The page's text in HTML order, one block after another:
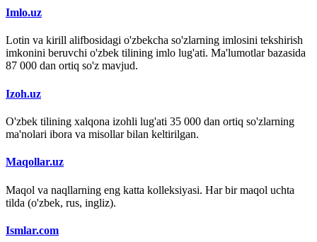
Imlo.uz
Lotin va kirill alifbosidagi o'zbekcha so'zlarning imlosini tekshirish
imkonini beruvchi o'zbek tilining imlo lug'ati. Ma'lumotlar bazasida
87 000 dan ortiq so'z mavjud.
Izoh.uz
O'zbek tilining xalqona izohli lug'ati 35 000 dan ortiq so'zlarning
ma'nolari ibora va misollar bilan keltirilgan.
Maqollar.uz
Maqol va naqllarning eng katta kolleksiyasi. Har bir maqol uchta
tilda (o'zbek, rus, ingliz).
Ismlar.com